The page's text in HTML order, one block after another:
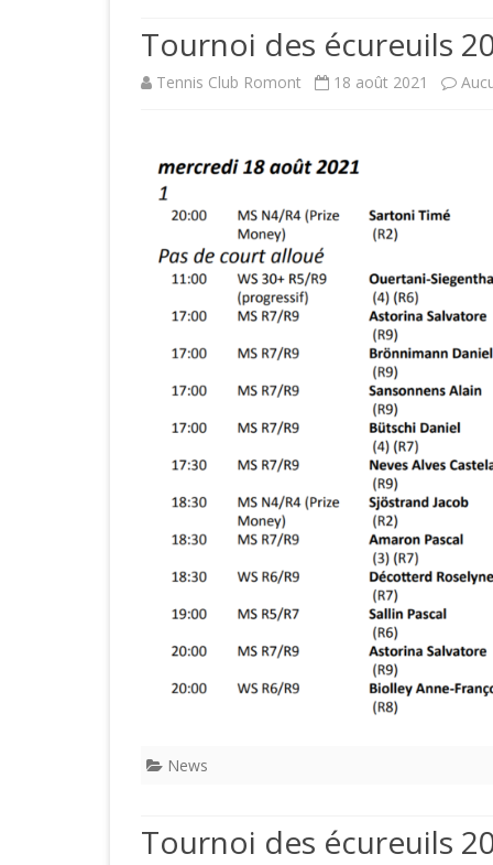
Tournoi des écureuils
Tennis Club Romont 18 août 2021
News
Tournoi des écureuils